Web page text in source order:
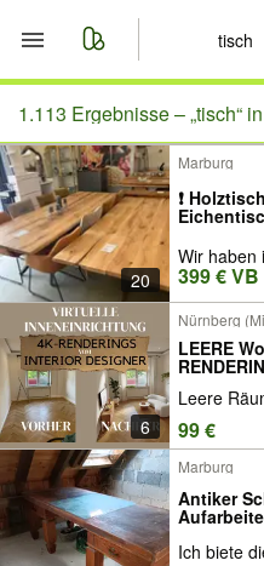
Start
Merkliste
Nachrichten
Anzeige aufgeben
1.113 Ergebnisse –„tisch“
20
Marburg
❗️
Wir haben
399 € VB
6
Nürnberg
LEERE
|
Musterhaus
Leere
99 €
Marburg
Antiker
Ich biete